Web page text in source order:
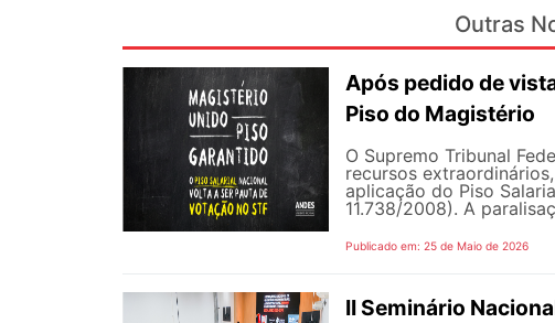
Outras
Após pedido de
Piso do Magistério
O Supremo Tribunal
recursos
aplicação do Piso
11.738/2008). A
Publicado em: 25 de Maio de 2026
II Seminário